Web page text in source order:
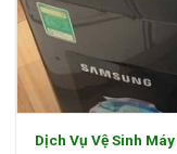
Dịch Vụ Vệ Sinh